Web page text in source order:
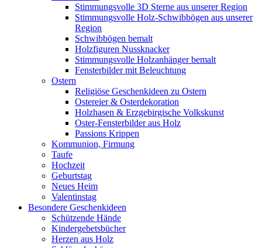
Stimmungsvolle 3D Sterne aus unserer Region
Stimmungsvolle Holz-Schwibbögen aus unserer
Region
Schwibbögen bemalt
Holzfiguren Nussknacker
Stimmungsvolle Holzanhänger bemalt
Fensterbilder mit Beleuchtung
Ostern
Religiöse Geschenkideen zu Ostern
Ostereier & Osterdekoration
Holzhasen & Erzgebirgische Volkskunst
Oster-Fensterbilder aus Holz
Passions Krippen
Kommunion, Firmung
Taufe
Hochzeit
Geburtstag
Neues Heim
Valentinstag
Besondere Geschenkideen
Schützende Hände
Kindergebetsbücher
Herzen aus Holz